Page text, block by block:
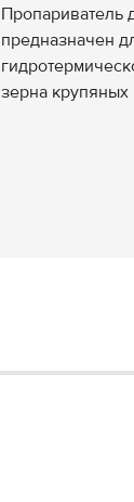
Пропариватель
предназначен
зерна крупяных